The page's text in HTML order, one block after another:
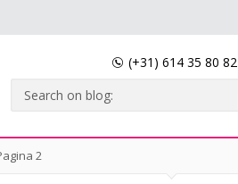
(+31) 614 35 80 82
2